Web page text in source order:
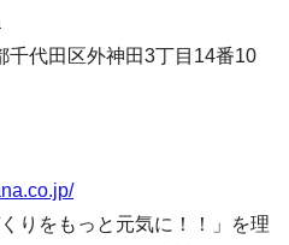
千代田区外神田3丁目14番10
りをもっと元気に！！」を理